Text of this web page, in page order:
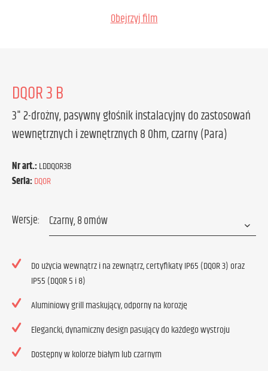
Obejrzyj film
DQOR 3 B
3" 2-drożny, pasywny głośnik instalacyjny do zastosowań
wewnętrznych i zewnętrznych 8 Ohm, czarny (Para)
Nr art.:LDDQOR3B
Seria:DQOR
Wersje:
Do użycia wewnątrz i na zewnątrz, certyfikaty IP65 (DQOR 3) oraz
IP55 (DQOR 5 i 8)
Aluminiowy grill maskujący, odporny na korozję
Elegancki, dynamiczny design pasujący do każdego wystroju
Dostępny w kolorze białym lub czarnym